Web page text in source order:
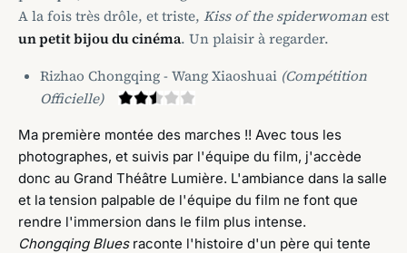
A la fois très drôle, et triste, Kiss of the spiderwomanest
un petit bijou du cinéma. Un plaisir à regarder.
Rizhao Chongqing - Wang Xiaoshuai (Compétition
Officielle)
Ma première montée des marches !! Avec tous les
photographes, et suivis par l'équipe du film, j'accède
donc au Grand Théâtre Lumière. L'ambiance dans la salle
et la tension palpable de l'équipe du film ne font que
rendre l'immersion dans le film plus intense.
Chongqing Bluesraconte l'histoire d'un père qui tente